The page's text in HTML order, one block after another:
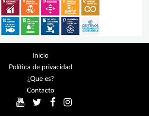
Inicio
Política de privacidad
¿Que es?
Contacto